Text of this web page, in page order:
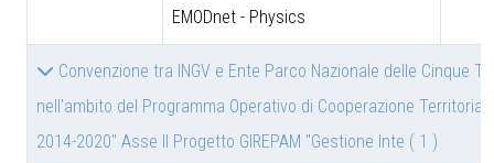
EMODnet - Physics
Convenzione tra INGV e Ente Parco Nazionale delle Cinque
nell'ambito del Programma Operativo di Cooperazione
2014-2020" Asse II Progetto GIREPAM "Gestione Inte ( 1 )